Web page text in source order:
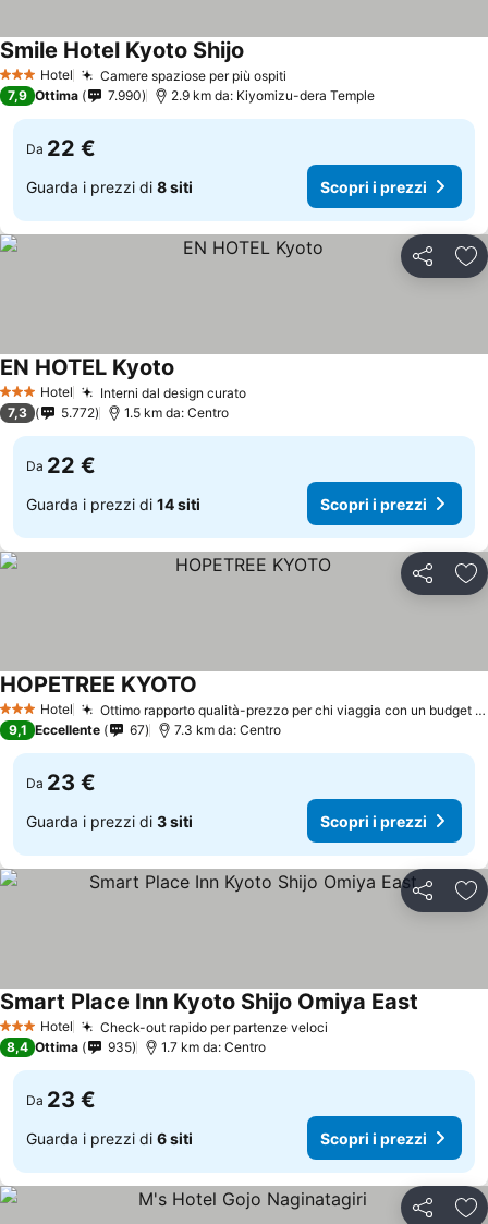
3 StelleHotel Camere spaziose per più ospiti
Smile Hotel Kyoto Shijo
7,9 Ottima 7.990 2.9 km da: Kiyomizu-dera Temple
Da 22 €
Guarda i prezzi di 8 siti Scopri i prezzi
Condividi
3 StelleHotel Interni dal design curato
EN HOTEL Kyoto
7,3 5.772 1.5 km da: Centro
Da 22 €
Guarda i prezzi di 14 siti Scopri i prezzi
Condividi
3 StelleHotel Ottimo rapporto qualità-prezzo per chi viaggia con un budget limitato
HOPETREE KYOTO
9,1 Eccellente 67 7.3 km da: Centro
Da 23 €
Guarda i prezzi di 3 siti Scopri i prezzi
Condividi
3 StelleHotel Check-out rapido per partenze veloci
Smart Place Inn Kyoto Shijo Omiya East
8,4 Ottima 935 1.7 km da: Centro
Da 23 €
Guarda i prezzi di 6 siti Scopri i prezzi
Condividi